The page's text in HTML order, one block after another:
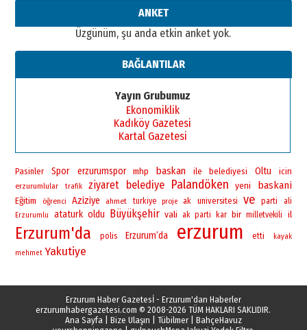
ANKET
Üzgünüm, şu anda etkin anket yok.
BAĞLANTILAR
Yayın Grubumuz
Ekonomiklik
Kadıköy Gazetesi
Kartal Gazetesi
Pasinler Spor erzurumspor mhp baskan ile belediyesi Oltu icin
erzurumlular trafik ziyaret belediye Palandöken yeni baskani
Eğitim öğrenci Aziziye ahmet turkiye proje ak universitesi ve parti ali
Erzurumlu ataturk oldu Büyükşehir vali ak parti kar bir milletvekili il
Erzurum'da polis Erzurum’da erzurum etti
kayak
mehmet Yakutiye
Erzurum Haber Gazetesİ - Erzurum'dan Haberler
erzurumhabergazetesi.com © 2008-2026 TÜM HAKLARI SAKLIDIR.
Ana Sayfa| Bize Ulaşın Tübilmer| BahçeHavuz